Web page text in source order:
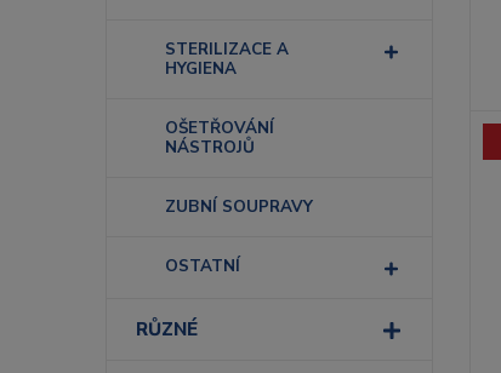
STERILIZACE A
HYGIENA
OŠETŘOVÁNÍ
NÁSTROJŮ
ZUBNÍ SOUPRAVY
OSTATNÍ
RŮZNÉ